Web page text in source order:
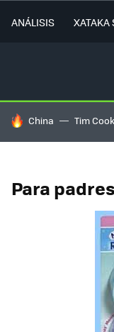
ANÁLISIS XATAKA
HOY SE HABLA DE
China Tim Cook
Para